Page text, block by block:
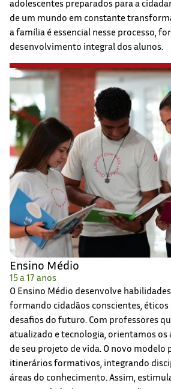
adolescentes preparados para a
de um mundo em constante
a família é essencial nesse processo,
desenvolvimento integral dos alunos.
Ensino Médio
15 a 17 anos
O Ensino Médio desenvolve
formando cidadãos conscientes, éticos
desafios do futuro. Com professores
atualizado e tecnologia, orientamos os
de seu projeto de vida. O novo modelo
itinerários formativos, integrando
áreas do conhecimento. Assim,